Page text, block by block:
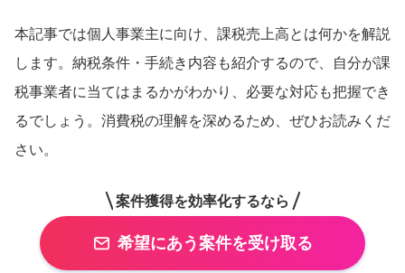
本記事では個人事業主に向け、課税売上高とは何かを解説
します。納税条件・手続き内容も紹介するので、自分が課
税事業者に当てはまるかがわかり、必要な対応も把握でき
るでしょう。消費税の理解を深めるため、ぜひお読みくだ
さい。
案件獲得を効率化するなら
希望にあう案件を受け取る